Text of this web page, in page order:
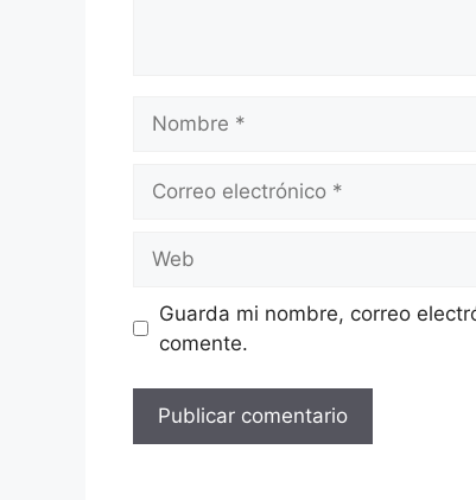
Guarda mi nombre, correo
comente.